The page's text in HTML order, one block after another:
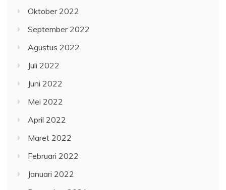
Oktober 2022
September 2022
Agustus 2022
Juli 2022
Juni 2022
Mei 2022
April 2022
Maret 2022
Februari 2022
Januari 2022